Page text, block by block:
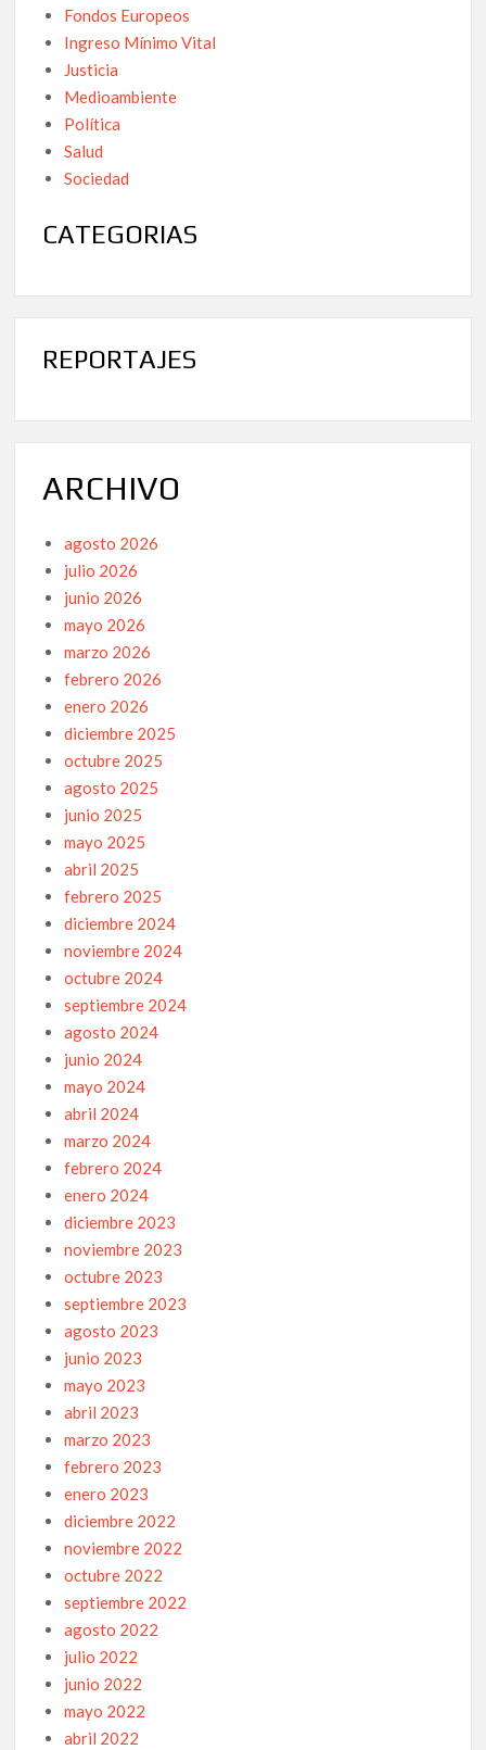
Fondos Europeos
Ingreso Mínimo Vital
Justicia
Medioambiente
Política
Salud
Sociedad
CATEGORIAS
REPORTAJES
ARCHIVO
agosto 2026
julio 2026
junio 2026
mayo 2026
marzo 2026
febrero 2026
enero 2026
diciembre 2025
octubre 2025
agosto 2025
junio 2025
mayo 2025
abril 2025
febrero 2025
diciembre 2024
noviembre 2024
octubre 2024
septiembre 2024
agosto 2024
junio 2024
mayo 2024
abril 2024
marzo 2024
febrero 2024
enero 2024
diciembre 2023
noviembre 2023
octubre 2023
septiembre 2023
agosto 2023
junio 2023
mayo 2023
abril 2023
marzo 2023
febrero 2023
enero 2023
diciembre 2022
noviembre 2022
octubre 2022
septiembre 2022
agosto 2022
julio 2022
junio 2022
mayo 2022
abril 2022